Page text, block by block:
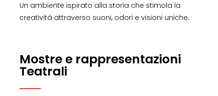
Un ambiente ispirato alla storia che stimola la
creatività attraverso suoni, odori e visioni uniche.
Mostre e rappresentazioni
Teatrali